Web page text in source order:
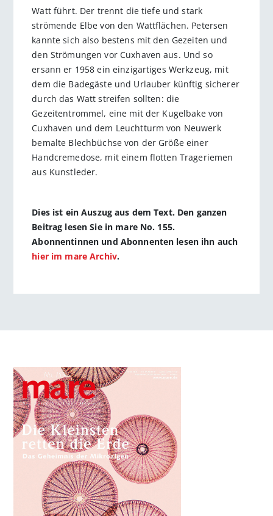
Watt führt. Der trennt die tiefe und stark
strömende Elbe von den Wattflächen. Petersen
kannte sich also bestens mit den Gezeiten und
den Strömungen vor Cuxhaven aus. Und so
ersann er 1958 ein einzigartiges Werkzeug, mit
dem die Badegäste und Urlauber künftig sicherer
durch das Watt streifen sollten: die
Gezeitentrommel, eine mit der Kugelbake von
Cuxhaven und dem Leuchtturm von Neuwerk
bemalte Blechbüchse von der Größe einer
Handcremedose, mit einem flotten Trageriemen
aus Kunstleder.
Dies ist ein Auszug aus dem Text. Den ganzen
Beitrag lesen Sie in mare No. 155.
Abonnentinnen und Abonnenten lesen ihn auch
hier im mare Archiv.